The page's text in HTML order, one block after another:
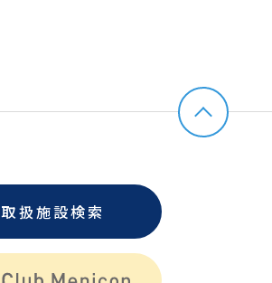
取扱施設検索